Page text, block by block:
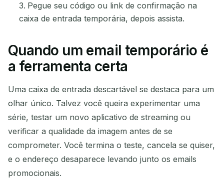
Pegue seu código ou link de confirmação na
caixa de entrada temporária, depois assista.
Quando um email temporário é
a ferramenta certa
Uma caixa de entrada descartável se destaca para um
olhar único. Talvez você queira experimentar uma
série, testar um novo aplicativo de streaming ou
verificar a qualidade da imagem antes de se
comprometer. Você termina o teste, cancela se quiser,
e o endereço desaparece levando junto os emails
promocionais.